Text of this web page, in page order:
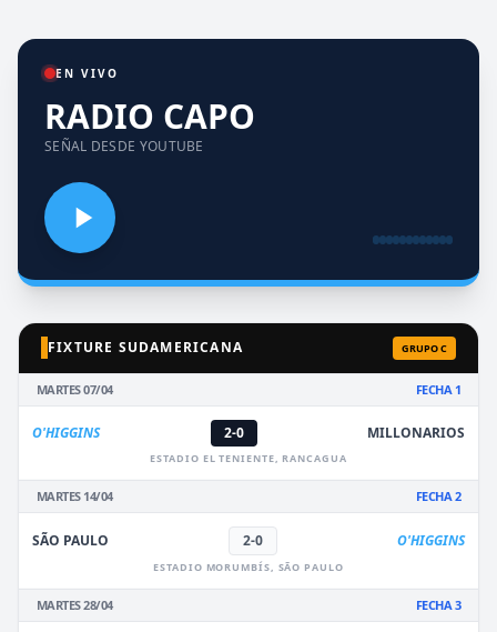
EN VIVO
RADIO CAPO
SEÑAL DESDE YOUTUBE
FIXTURE SUDAMERICANA GRUPO C
MARTES 07/04 FECHA 1
O'HIGGINS 2-0 MILLONARIOS
ESTADIO EL TENIENTE, RANCAGUA
MARTES 14/04 FECHA 2
SÃO PAULO 2-0 O'HIGGINS
ESTADIO MORUMBÍS, SÃO PAULO
MARTES 28/04 FECHA 3